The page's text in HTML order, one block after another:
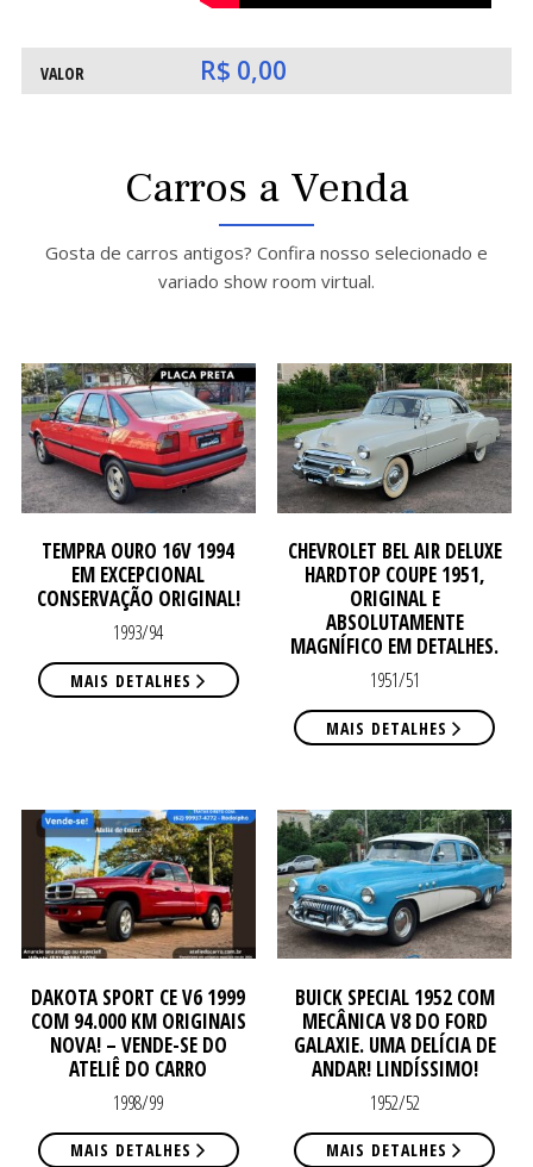
O
O
VALOR R$ 0,00
Carros a Venda
Gosta de carros antigos? Confira nosso selecionado e
variado show room virtual.
TEMPRA OURO 16V 1994
EM EXCEPCIONAL
CONSERVAÇÃO ORIGINAL!
1993/94
MAIS DETALHES
CHEVROLET BEL AIR DELUXE
HARDTOP COUPE 1951,
ORIGINAL E
ABSOLUTAMENTE
MAGNÍFICO EM DETALHES.
1951/51
MAIS DETALHES
DAKOTA SPORT CE V6 1999
COM 94.000 KM ORIGINAIS
NOVA! – VENDE-SE DO
ATELIÊ DO CARRO
1998/99
MAIS DETALHES
BUICK SPECIAL 1952 COM
MECÂNICA V8 DO FORD
GALAXIE. UMA DELÍCIA DE
ANDAR! LINDÍSSIMO!
1952/52
MAIS DETALHES